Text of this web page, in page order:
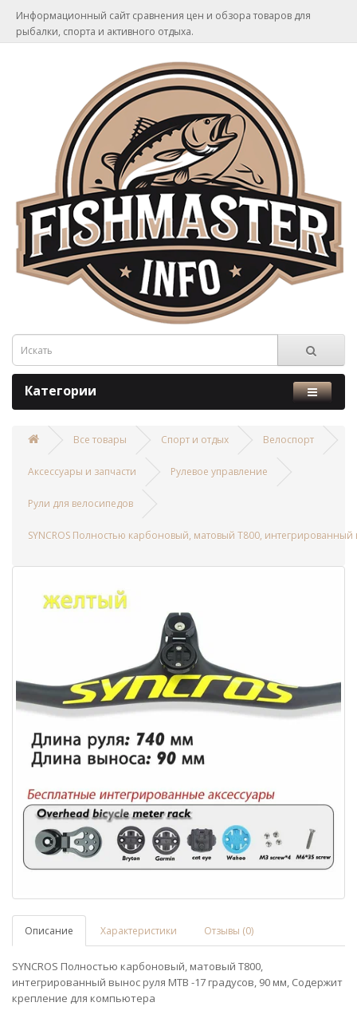
Информационный сайт сравнения цен и обзора товаров для
рыбалки, спорта и активного отдыха.
Категории
Все товары Спорт и отдых Велоспорт
Аксессуары и запчасти Рулевое управление
Рули для велосипедов
SYNCROS Полностью карбоновый, матовый T800,
Описание Характеристики Отзывы (0)
SYNCROS Полностью карбоновый, матовый T800,
интегрированный вынос руля MTB -17 градусов, 90 мм, Содержит
крепление для компьютера